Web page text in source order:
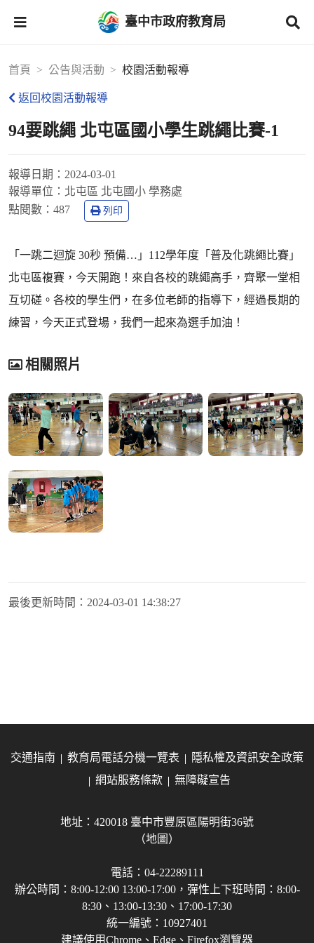
臺中市政府教育局
首頁 公告與活動 校園活動報導
返回校園活動報導
94要跳繩 北屯區國小學生跳繩比賽-1
報導日期： 2024-03-01
報導單位： 北屯區 北屯國小 學務處
點閱數： 487 列印
「一跳二迴旋 30秒 預備…」112學年度「普及化跳繩比賽」
北屯區複賽，今天開跑！來自各校的跳繩高手，齊聚一堂相
互切磋。各校的學生們，在多位老師的指導下，經過長期的
練習，今天正式登場，我們一起來為選手加油！
相關照片
最後更新時間： 2024-03-01 14:38:27
交通指南 教育局電話分機一覽表
隱私權及資訊安全政策
網站服務條款
無障礙宣告
地址：420018 臺中市豐原區陽明街36號
（地圖）
電話：04-22289111
辦公時間：8:00-12:00 13:00-17:00，彈性上下班時間：8:00-
8:30、13:00-13:30、17:00-17:30
統一編號：10927401
建議使用Chrome、Edge、Firefox瀏覽器